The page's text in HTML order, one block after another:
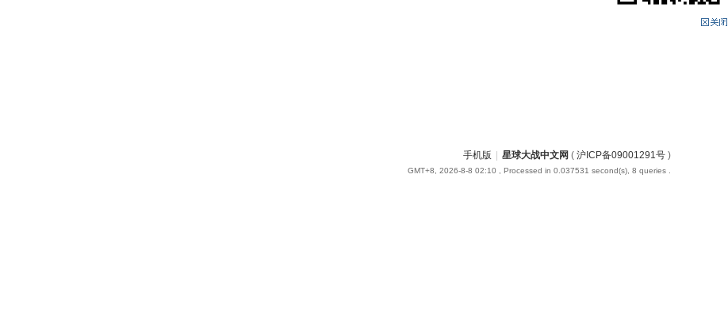
手机版 星球大战中文网 ( 沪ICP备09001291号 )
GMT+8, 2026-8-8 02:10 , Processed in 0.037531 second(s), 8 queries .